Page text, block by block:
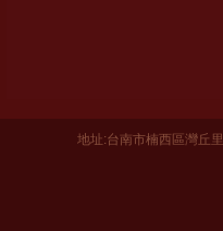
地址:台南市楠西區灣丘